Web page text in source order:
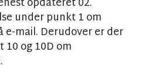
under punkt 1 om
mail. Derudover er der
og 10D om